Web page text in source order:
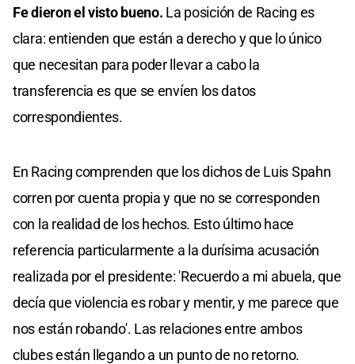
Fe dieron el visto bueno. La posición de Racing es
clara: entienden que están a derecho y que lo único
que necesitan para poder llevar a cabo la
transferencia es que se envíen los datos
correspondientes.
En Racing comprenden que los dichos de Luis Spahn
corren por cuenta propia y que no se corresponden
con la realidad de los hechos. Esto último hace
referencia particularmente a la durísima acusación
realizada por el presidente: 'Recuerdo a mi abuela, que
decía que violencia es robar y mentir, y me parece que
nos están robando'. Las relaciones entre ambos
clubes están llegando a un punto de no retorno.